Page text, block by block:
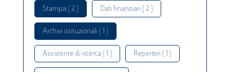
Stampa ( 2 ) Dati finanziari ( 2 )
Archivi istituzionali ( 1 )
Assistente di ricerca ( 1 ) Repertori ( 1 )